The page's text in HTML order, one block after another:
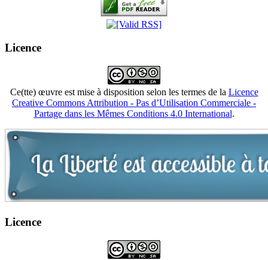
Licence
Ce(tte) œuvre est mise à disposition selon les termes de la Licence
Creative Commons Attribution - Pas d’Utilisation Commerciale -
Partage dans les Mêmes Conditions 4.0 International.
Licence